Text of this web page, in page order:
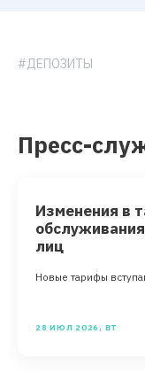
#ДЕПОЗИТЫ
Пресс-
Изменения в
лиц
Новые тарифы
28 ИЮЛ 2026, ВТ